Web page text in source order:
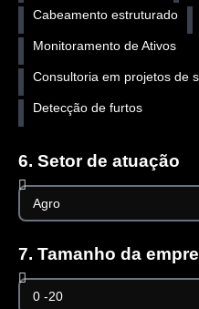
Cabeamento estruturado
Monitoramento de Ativos
Consultoria em projetos de
Detecção de furtos
6. Setor de atuação
7. Tamanho da